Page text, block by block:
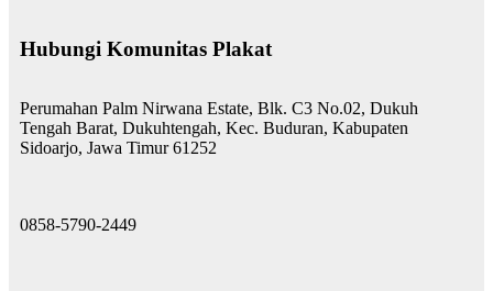
Hubungi Komunitas Plakat
Perumahan Palm Nirwana Estate, Blk. C3 No.02, Dukuh
Tengah Barat, Dukuhtengah, Kec. Buduran, Kabupaten
Sidoarjo, Jawa Timur 61252
0858-5790-2449